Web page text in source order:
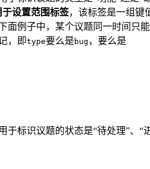
于设置范围标签，该标签是一组键
面例子中，某个议题同一时间只能
，即type要么是 bug ，要么是
于标识议题的状态是“待处理”、“